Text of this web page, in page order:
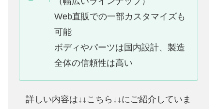
Web直販での一部カスタマイズも
可能
ボディやパーツは国内設計、製造
全体の信頼性は高い
詳しい内容は↓↓こちら↓↓にご紹介していま